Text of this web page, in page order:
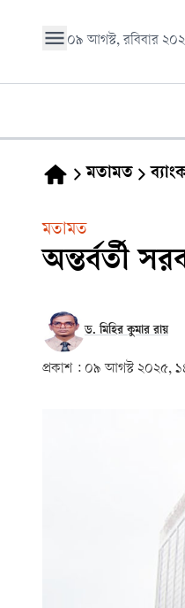
০৯ আগস্ট, রবিবার
মতামত
মতামত
অন্তর্বর্তী
ড. মিহির কুমার রায়
প্রকাশ : ০৯ আগস্ট ২০২৫,